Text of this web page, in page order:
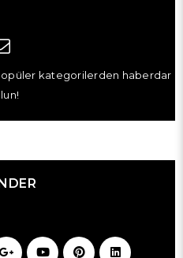
kategorilerden haberdar